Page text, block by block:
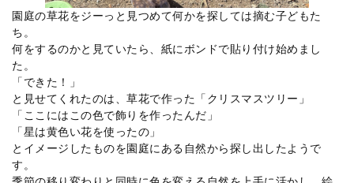
園庭の草花をジーっと見つめて何かを探しては摘む子どもた
ち。
何をするのかと見ていたら、紙にボンドで貼り付け始めまし
た。
「できた！」
と見せてくれたのは、草花で作った「クリスマスツリー」
「ここにはこの色で飾りを作ったんだ」
「星は黄色い花を使ったの」
とイメージしたものを園庭にある自然から探し出したようで
す。